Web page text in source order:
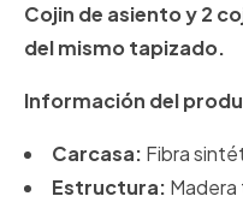
Cojin de asiento y 2
del mismo tapizado.
Información del
Carcasa: Fibra
Estructura: